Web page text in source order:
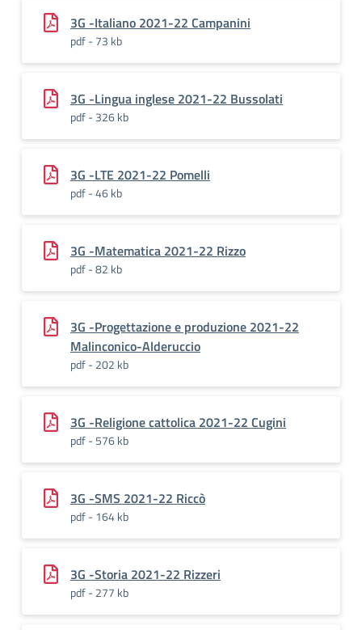
3G -Italiano 2021-22 Campanini
pdf - 73 kb
3G -Lingua inglese 2021-22 Bussolati
pdf - 326 kb
3G -LTE 2021-22 Pomelli
pdf - 46 kb
3G -Matematica 2021-22 Rizzo
pdf - 82 kb
3G -Progettazione e produzione 2021-22
Malinconico-Alderuccio
pdf - 202 kb
3G -Religione cattolica 2021-22 Cugini
pdf - 576 kb
3G -SMS 2021-22 Riccò
pdf - 164 kb
3G -Storia 2021-22 Rizzeri
pdf - 277 kb